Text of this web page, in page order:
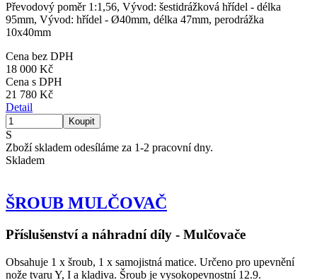
Převodový poměr 1:1,56, Vývod: šestidrážková hřídel - délka
95mm, Vývod: hřídel - Ø40mm, délka 47mm, perodrážka
10x40mm
Cena bez DPH
18 000 Kč
Cena s DPH
21 780 Kč
Detail
S
Zboží skladem odesíláme za 1-2 pracovní dny.
Skladem
ŠROUB MULČOVAČ
Příslušenství a náhradní díly - Mulčovače
Obsahuje 1 x šroub, 1 x samojistná matice. Určeno pro upevnění
nože tvaru Y, I a kladiva. Šroub je vysokopevnostní 12.9.